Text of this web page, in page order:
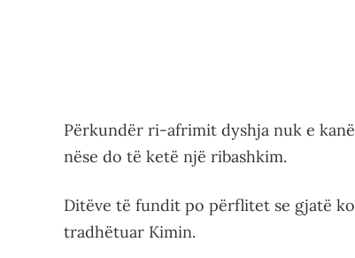
Përkundër ri-afrimit dyshja nuk e
nëse do të ketë një ribashkim.
Ditëve të fundit po përflitet se gjatë
tradhëtuar Kimin.